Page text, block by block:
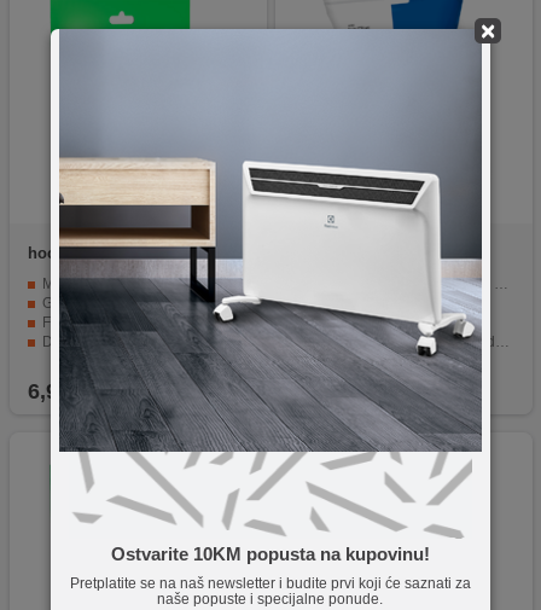
×
Ostvarite 10KM popusta na kupovinu!
Pretplatite se na naš newsletter i budite prvi koji će saznati za
naše popuste i specijalne ponude.
hoco. US07 General, 3 met.
Mrežni kabl, CAT6
Gigabit Ethernet
Flat kabel
Dužina 3 met.
6,90KM
FTP CAT5e oklopljeni patch kabel
Za spajanje uređaja
Dužina 1 metar
Blister pakiranje sa EAN kodom
1 komad
3,50KM